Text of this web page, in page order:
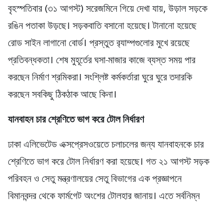
বৃহস্পতিবার (৩১ আগস্ট) সরেজমিনে গিয়ে দেখা যায়, উড়াল সড়কে
রঙিন পতাকা উড়ছে। সড়কবাতি বসানো হয়েছে। টানানো হয়েছে
রোড সাইন লাগানো বোর্ড। প্রস্তুত র‌্যাম্পগুলোর মুখে রয়েছে
প্রতিবন্ধকতা। শেষ মুহূর্তের ঘসা-মাজার কাজে ব্যস্ত সময় পার
করছেন নির্মাণ শ্রমিকরা। সংশ্লিষ্ট কর্মকর্তারা ঘুরে ঘুরে তদারকি
করছেন সবকিছু ঠিকঠাক আছে কিনা।
যানবাহন চার শ্রেণিতে ভাগ করে টোল নির্ধারণ
ঢাকা এলিভেটেড এক্সপ্রেসওয়েতে চলাচলের জন্য যানবাহনকে চার
শ্রেণিতে ভাগ করে টোল নির্ধারণ করা হয়েছে। গত ২১ আগস্ট সড়ক
পরিবহন ও সেতু মন্ত্রণালয়ের সেতু বিভাগের এক প্রজ্ঞাপনে
বিমানবন্দর থেকে ফার্মগেট অংশের টোলহার জানায়। এতে সর্বনিম্ন